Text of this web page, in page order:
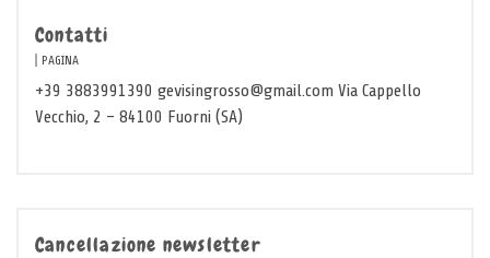
Contatti
PAGINA
+39 3883991390 gevisingrosso@gmail.com Via Cappello
Vecchio, 2 – 84100 Fuorni (SA)
Cancellazione newsletter